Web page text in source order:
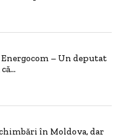
– Un deputat
în Moldova, dar